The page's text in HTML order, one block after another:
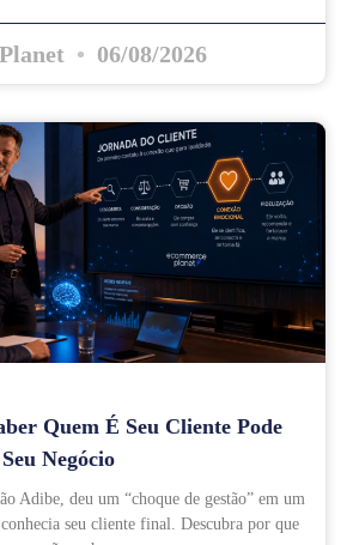
06/08/2026
Quem É Seu Cliente Pode
Negócio
Adibe, deu um “choque de gestão” em um
seu cliente final. Descubra por que